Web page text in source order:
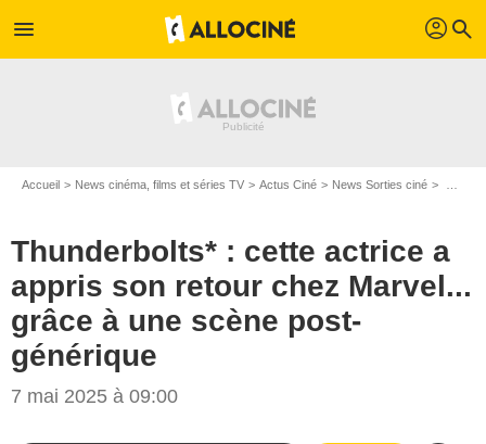
menu profil search
Accueil News cinéma, films et séries TV Actus Ciné News Sorties ciné
Thunderbolts* : cette actrice a
appris son retour chez Marvel...
grâce à une scène post-
générique
7 mai 2025 à 09:00